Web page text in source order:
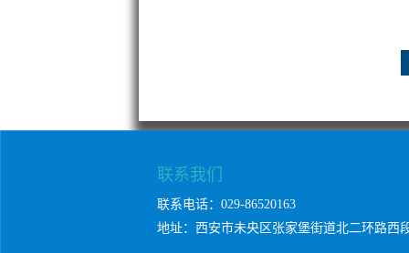
联系我们
联系电话：029-86520163
地址：西安市未央区张家堡街道北二环路西